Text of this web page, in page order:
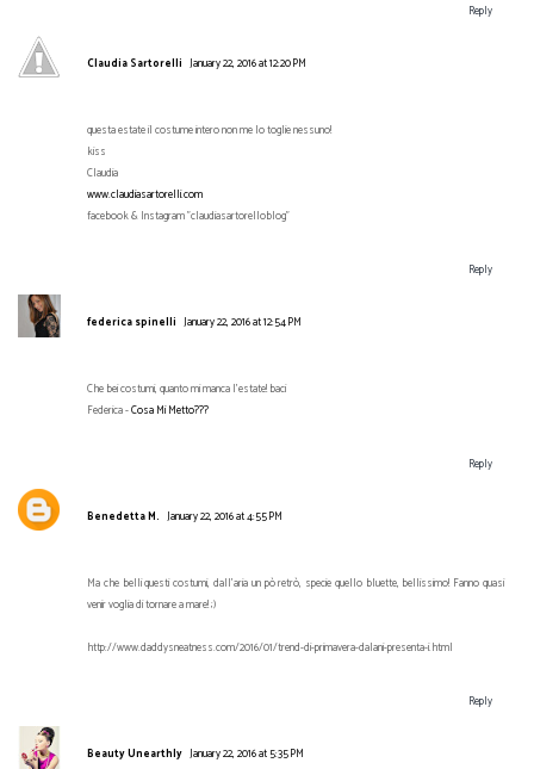
Reply
Claudia Sartorelli January 22, 2016 at 12:20 PM
questa estate il costume intero non me lo toglie nessuno!
kiss
Claudia
www.claudiasartorelli.com
facebook & Instagram "claudiasartorelloblog"
Reply
federica spinelli January 22, 2016 at 12:54 PM
Che bei costumi, quanto mi manca l'estate! baci
Federica -Cosa Mi Metto???
Reply
Benedetta M. January 22, 2016 at 4:55 PM
Ma che belli questi costumi, dall'aria un pò retrò, specie quello bluette, bellissimo! Fanno quasi
venir voglia di tornare a mare! ;)
http://www.daddysneatness.com/2016/01/trend-di-primavera-dalani-presenta-i.html
Reply
Beauty Unearthly January 22, 2016 at 5:35 PM